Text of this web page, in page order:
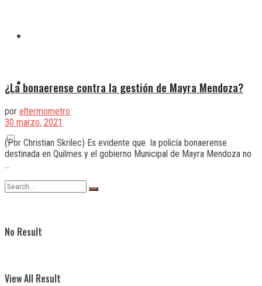
No Result
View All Result
¿La bonaerense contra la gestión de Mayra Mendoza?
por eltermometro
30 marzo, 2021
(Por Christian Skrilec) Es evidente que la policía bonaerense
destinada en Quilmes y el gobierno Municipal de Mayra Mendoza no
...